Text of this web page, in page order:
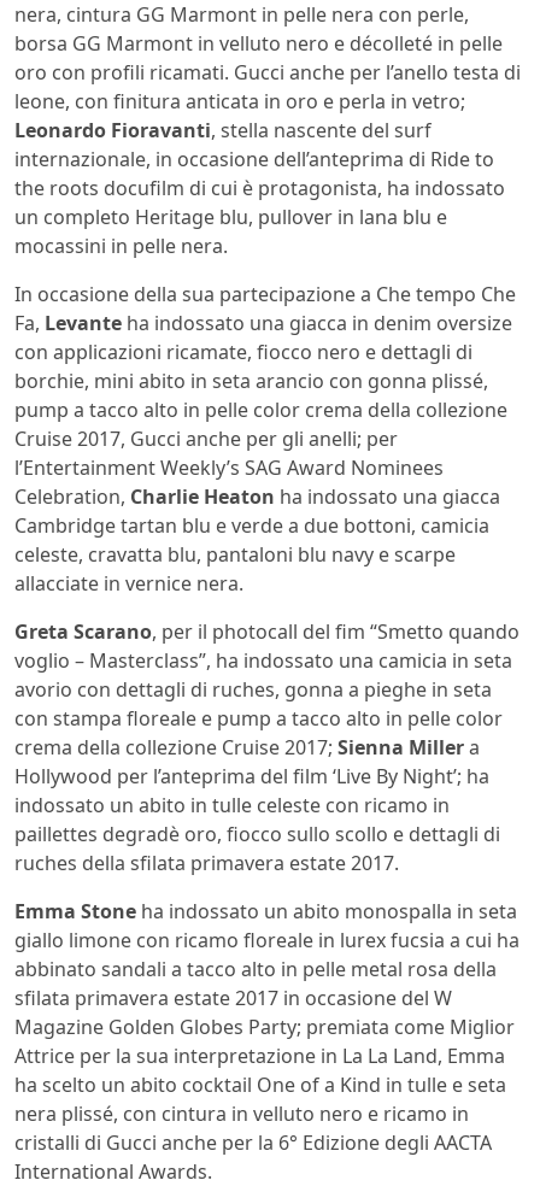
nera, cintura GG Marmont in pelle nera con perle,
borsa GG Marmont in velluto nero e décolleté in pelle
oro con profili ricamati. Gucci anche per l’anello testa di
leone, con finitura anticata in oro e perla in vetro;
Leonardo Fioravanti, stella nascente del surf
internazionale, in occasione dell’anteprima di Ride to
the roots docufilm di cui è protagonista, ha indossato
un completo Heritage blu, pullover in lana blu e
mocassini in pelle nera.
In occasione della sua partecipazione a Che tempo Che
Fa, Levante ha indossato una giacca in denim oversize
con applicazioni ricamate, fiocco nero e dettagli di
borchie, mini abito in seta arancio con gonna plissé,
pump a tacco alto in pelle color crema della collezione
Cruise 2017, Gucci anche per gli anelli; per
l’Entertainment Weekly’s SAG Award Nominees
Celebration, Charlie Heaton ha indossato una giacca
Cambridge tartan blu e verde a due bottoni, camicia
celeste, cravatta blu, pantaloni blu navy e scarpe
allacciate in vernice nera.
Greta Scarano, per il photocall del fim “Smetto quando
voglio – Masterclass”, ha indossato una camicia in seta
avorio con dettagli di ruches, gonna a pieghe in seta
con stampa floreale e pump a tacco alto in pelle color
crema della collezione Cruise 2017; Sienna Millera
Hollywood per l’anteprima del film ‘Live By Night’; ha
indossato un abito in tulle celeste con ricamo in
paillettes degradè oro, fiocco sullo scollo e dettagli di
ruches della sfilata primavera estate 2017.
Emma Stone ha indossato un abito monospalla in seta
giallo limone con ricamo floreale in lurex fucsia a cui ha
abbinato sandali a tacco alto in pelle metal rosa della
sfilata primavera estate 2017 in occasione del W
Magazine Golden Globes Party; premiata come Miglior
Attrice per la sua interpretazione in La La Land, Emma
ha scelto un abito cocktail One of a Kind in tulle e seta
nera plissé, con cintura in velluto nero e ricamo in
cristalli di Gucci anche per la 6° Edizione degli AACTA
International Awards.